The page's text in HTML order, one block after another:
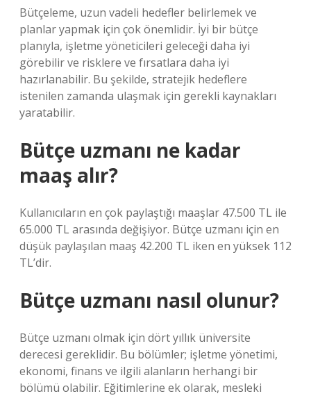
Bütçeleme, uzun vadeli hedefler belirlemek ve
planlar yapmak için çok önemlidir. İyi bir bütçe
planıyla, işletme yöneticileri geleceği daha iyi
görebilir ve risklere ve fırsatlara daha iyi
hazırlanabilir. Bu şekilde, stratejik hedeflere
istenilen zamanda ulaşmak için gerekli kaynakları
yaratabilir.
Bütçe uzmanı ne kadar
maaş alır?
Kullanıcıların en çok paylaştığı maaşlar 47.500 TL ile
65.000 TL arasında değişiyor. Bütçe uzmanı için en
düşük paylaşılan maaş 42.200 TL iken en yüksek 112
TL’dir.
Bütçe uzmanı nasıl olunur?
Bütçe uzmanı olmak için dört yıllık üniversite
derecesi gereklidir. Bu bölümler; işletme yönetimi,
ekonomi, finans ve ilgili alanların herhangi bir
bölümü olabilir. Eğitimlerine ek olarak, mesleki